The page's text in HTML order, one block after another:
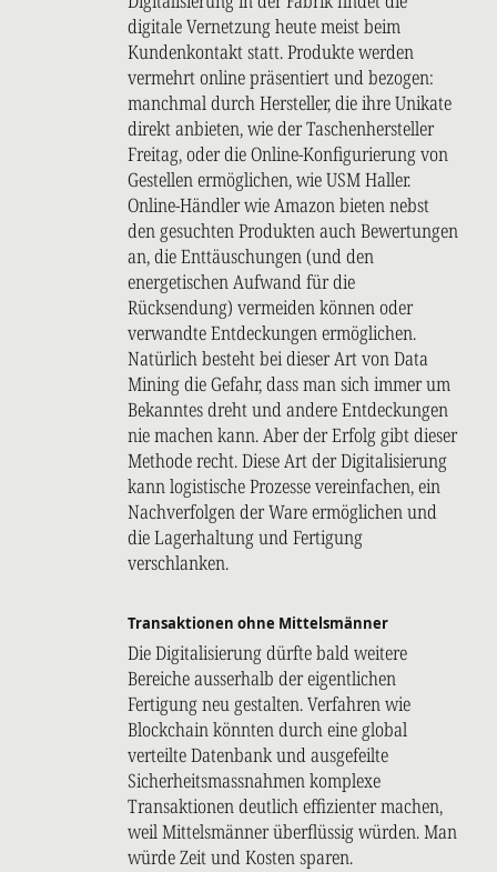
digitale Vernetzung heute meist beim
Kundenkontakt statt. Produkte werden
vermehrt online präsentiert und bezogen:
manchmal durch Hersteller, die ihre Unikate
direkt anbieten, wie der Taschenhersteller
Freitag, oder die Online-Konfigurierung von
Gestellen ermöglichen, wie USM Haller.
Online-Händler wie Amazon bieten nebst
den gesuchten Produkten auch Bewertungen
an, die Enttäuschungen (und den
energetischen Aufwand für die
Rücksendung) vermeiden können oder
verwandte Entdeckungen ermöglichen.
Natürlich besteht bei dieser Art von Data
Mining die Gefahr, dass man sich immer um
Bekanntes dreht und andere Entdeckungen
nie machen kann. Aber der Erfolg gibt dieser
Methode recht. Diese Art der Digitalisierung
kann logistische Prozesse vereinfachen, ein
Nachverfolgen der Ware ermöglichen und
die Lagerhaltung und Fertigung
verschlanken.
Transaktionen ohne Mittelsmänner
Die Digitalisierung dürfte bald weitere
Bereiche ausserhalb der eigentlichen
Fertigung neu gestalten. Verfahren wie
Blockchain könnten durch eine global
verteilte Datenbank und ausgefeilte
Sicherheitsmassnahmen komplexe
Transaktionen deutlich effizienter machen,
weil Mittelsmänner überflüssig würden. Man
würde Zeit und Kosten sparen.